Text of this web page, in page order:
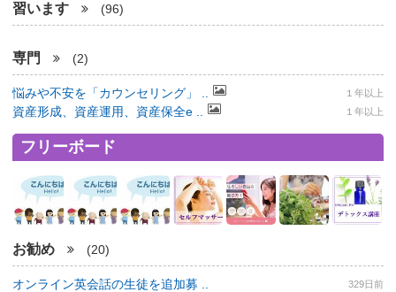
習います (96)
専門 (2)
悩みや不安を「カウンセリング」 .. １年以上
資産形成、資産運用、資産保全e .. １年以上
フリーボード
お勧め (20)
オンライン英会話の生徒を追加募 .. 329日前